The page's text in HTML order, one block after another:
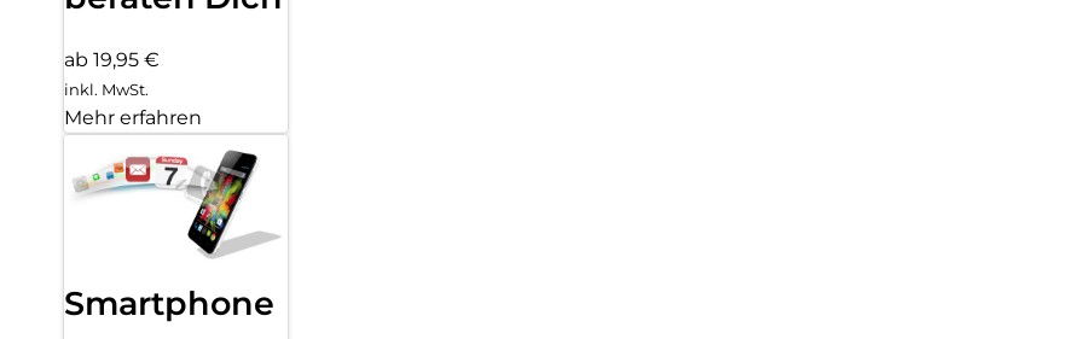
ab 19,95 €
inkl. MwSt.
Mehr erfahren
Smartphone